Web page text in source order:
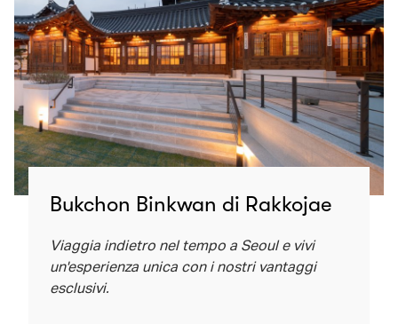
Bukchon Binkwan di Rakkojae
Viaggia indietro nel tempo a Seoul e vivi
un'esperienza unica con i nostri vantaggi
esclusivi.